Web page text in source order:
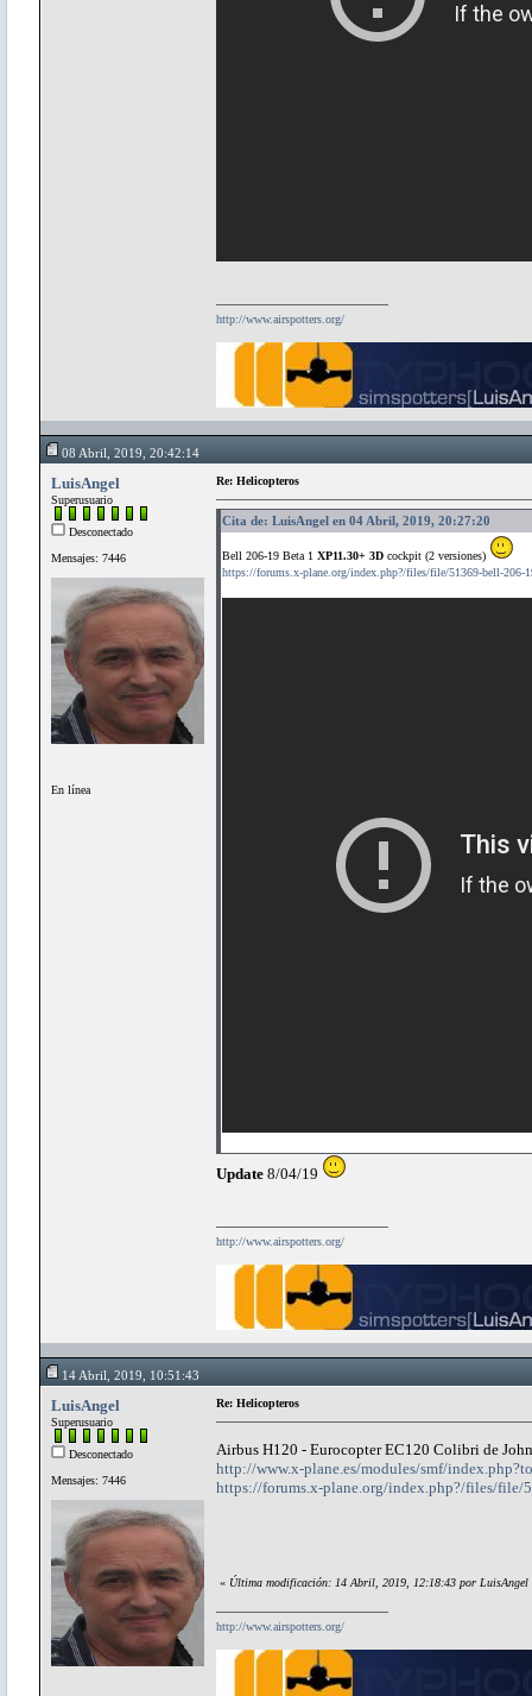
http://www.airspotters.org/
08 Abril, 2019, 20:42:14
LuisAngel
Superusuario
Desconectado
Mensajes: 7446
En línea
Re: Helicopteros
Cita de: LuisAngel en 04 Abril, 2019, 20:27:20
Bell 206-19 Beta 1 XP11.30+ 3D cockpit (2 versiones)
https://forums.x-plane.org/index.php?/files/file/51369-bell-206-
Update 8/04/19
http://www.airspotters.org/
14 Abril, 2019, 10:51:43
LuisAngel
Superusuario
Desconectado
Mensajes: 7446
Re: Helicopteros
Airbus H120 - Eurocopter EC120 Colibri de
http://www.x-plane.es/modules/smf/
https://forums.x-plane.org/index.php?/files/file/
« Última modificación: 14 Abril, 2019, 12:18:43 por LuisAngel
http://www.airspotters.org/